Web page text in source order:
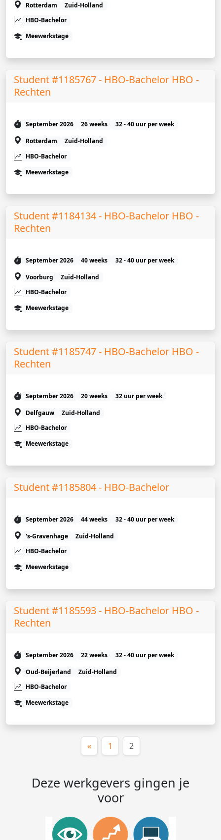
Rotterdam
Zuid-Holland
HBO-Bachelor
Meewerkstage
Student #1185767 - HBO-Bachelor HBO -
Rechten
September 2026 26 weeks
32 - 40 uur per week
Rotterdam
Zuid-Holland
HBO-Bachelor
Meewerkstage
Student #1184134 - HBO-Bachelor HBO -
Rechten
September 2026 40 weeks
32 - 40 uur per week
Voorburg
Zuid-Holland
HBO-Bachelor
Meewerkstage
Student #1185747 - HBO-Bachelor HBO -
Rechten
September 2026 20 weeks
32 uur per week
Delfgauw
Zuid-Holland
HBO-Bachelor
Meewerkstage
Student #1185804 - HBO-Bachelor
September 2026 44 weeks
32 - 40 uur per week
's-Gravenhage
Zuid-Holland
HBO-Bachelor
Meewerkstage
Student #1185593 - HBO-Bachelor HBO -
Rechten
September 2026 22 weeks
32 - 40 uur per week
Oud-Beijerland
Zuid-Holland
HBO-Bachelor
Meewerkstage
« 1 2
Deze werkgevers gingen je
voor